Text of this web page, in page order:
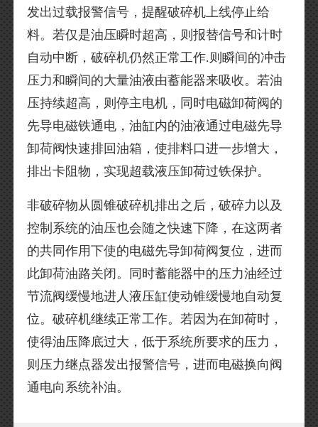
发出过载报警信号，提醒破碎机上线停止给
料。若仅是油压瞬时超高，则报替信号和计时
自动中断，破碎机仍然正常工作.则瞬间的冲击
压力和瞬间的大量油液由蓄能器来吸收。若油
压持续超高，则停主电机，同时电磁卸荷阀的
先导电磁铁通电，油缸内的油液通过电磁先导
卸荷阀快速排回油箱，使排料口进一步增大，
排出卡阻物，实现超载液压卸荷过铁保护。
非破碎物从圆锥破碎机排出之后，破碎力以及
控制系统的油压也会随之快速下降，在这两者
的共同作用下使的电磁先导卸荷阀复位，进而
此卸荷油路关闭。同时蓄能器中的压力油经过
节流阀缓慢地进人液压缸使动锥缓慢地自动复
位。破碎机继续正常工作。若因为在卸荷时，
使得油压降底过大，低于系统所要求的压力，
则压力继点器发出报警信号，进而电磁换向阀
通电向系统补油。